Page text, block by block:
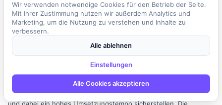
Hightechumfeld, in dem Du als Junior SAP Inhouse Consultant Teil
eines engagierten Teams wirst. In dieser Rolle bist Du
verantwortlich für die Betreuung des SAP-Systems sowie der
Nutzer in den Fachbereichen, insbesondere in der
Projektabwicklung, im Einkauf und im System Design. Du
passt das System an und begleitest die Testphase in den
Fachbereichen. Zudem wirst Du kleine SAP-Projekte als
Teilprojektleiter leiten, einschließlich Upgrades und Migrationen,
Wir verwenden notwendige Cookies für den Betrieb der Seite.
Mit Ihrer Zustimmung nutzen wir außerdem Analytics und
Marketing, um die Nutzung zu verstehen und Inhalte zu
verbessern.
Alle ablehnen
Einstellungen
Alle Cookies akzeptieren